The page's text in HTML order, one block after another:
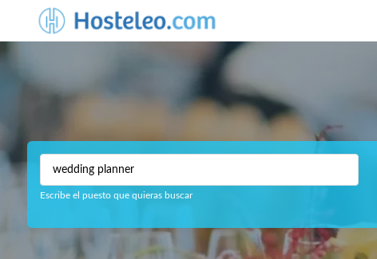
Escribe el puesto que quieras buscar